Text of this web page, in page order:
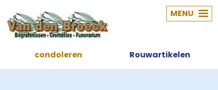
condoleren Rouwartikelen
MENU